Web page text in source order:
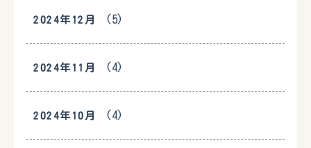
2024年12月 (5)
2024年11月 (4)
2024年10月 (4)